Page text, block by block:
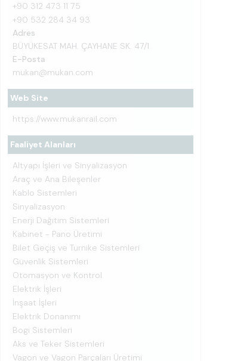
+90 312 473 11 75
+90 532 284 34 93
Adres
BÜYÜKESAT MAH. ÇAYHANE SK. 47/1
E-Posta
mukan@mukan.com
Web Site
https://www.mukanrail.com
Faaliyet Alanları
Altyapı İşleri ve Sinyalizasyon
Araç ve Ana Bileşenler
Kablo Sistemleri
Sinyalizasyon
Enerji Dağıtım Sistemleri
Kabinet - Pano Üretimi
Bilet Geçiş ve Turnike Sistemleri
Güvenlik Sistemleri
Otomasyon ve Kontrol
Elektrik İşleri
İnşaat İşleri
Elektrik Donanımı
Bogi Sistemleri
Aks ve Teker Sistemleri
Vagon ve Vagon Parçaları Üretimi